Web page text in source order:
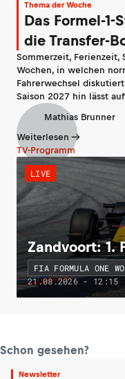
Thema der Woche
Das Formel-
die Transfer-
Sommerzeit, Ferienzeit,
Wochen, in welchen
Fahrerwechsel
Saison 2027 hin lässt
Mathias Brunner
Weiterlesen
TV-Programm
LIVE
Zandvoort: 1.
FIA FORMULA ONE
21.08.2026 - 12:15
Schon gesehen?
Newsletter